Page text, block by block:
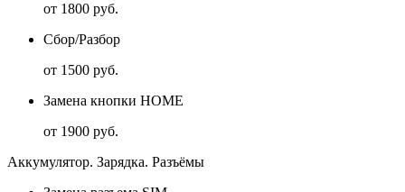
от 1800 руб.
Сбор/Разбор
от 1500 руб.
Замена кнопки HOME
от 1900 руб.
Аккумулятор. Зарядка. Разъёмы